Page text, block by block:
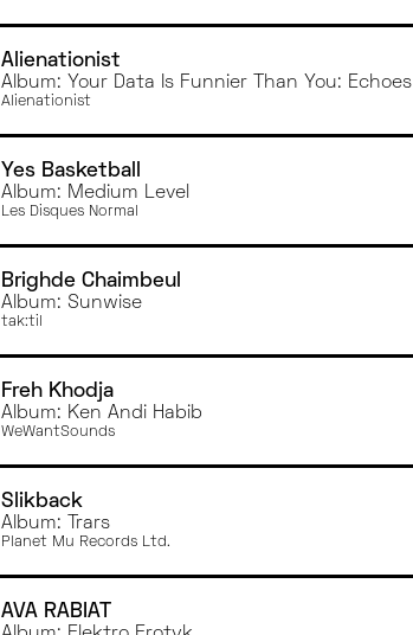
Alienationist
Album: Your Data Is Funnier Than You: Echoes
Alienationist
Yes Basketball
Album: Medium Level
Les Disques Normal
Brighde Chaimbeul
Album: Sunwise
tak:til
Freh Khodja
Album: Ken Andi Habib
WeWantSounds
Slikback
Album: Trars
Planet Mu Records Ltd.
AVA RABIAT